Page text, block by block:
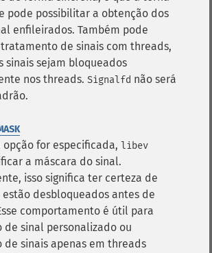
pode possibilitar a obtenção dos
enfileirados. Também pode
de sinais com threads,
sinais sejam bloqueados
nos threads. Signalfd não será
opção for especificada, libev
a máscara do sinal.
isso significa ter certeza de
estão desbloqueados antes de
comportamento é útil para
de sinal personalizado ou
de sinais apenas em threads